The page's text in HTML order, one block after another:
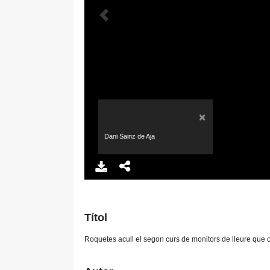
×
Dani Sainz de Aja
Títol
Roquetes acull el segon curs de monitors de lleure